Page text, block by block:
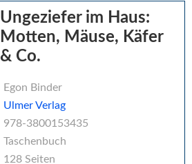
Ungeziefer im Haus:
Motten, Mäuse, Käfer
& Co.
Egon Binder
Ulmer Verlag
978-3800153435
Taschenbuch
128 Seiten